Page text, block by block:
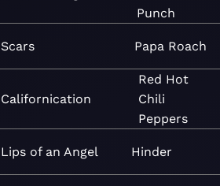
Punch
Scars Papa Roach
Californication
Red Hot
Chili
Peppers
Lips of an Angel Hinder